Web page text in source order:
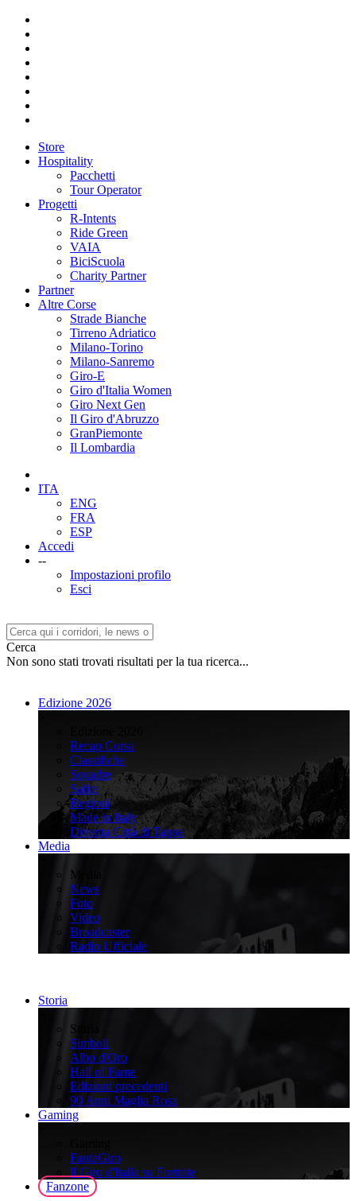
Store
Hospitality
Pacchetti
Tour Operator
Progetti
R-Intents
Ride Green
VAIA
BiciScuola
Charity Partner
Partner
Altre Corse
Strade Bianche
Tirreno Adriatico
Milano-Torino
Milano-Sanremo
Giro-E
Giro d'Italia Women
Giro Next Gen
Il Giro d'Abruzzo
GranPiemonte
Il Lombardia
ITA
ENG
FRA
ESP
Accedi
--
Impostazioni profilo
Esci
Cerca
Non sono stati trovati risultati per la tua ricerca...
Edizione 2026
Recap Corsa
Classifiche
Squadre
Salite
Regioni
Made in Italy
Diventa Città di Tappa
Media
Media
News
Foto
Video
Broadcaster
Radio Ufficiale
Storia
Storia
Simboli
Albo d'Oro
Hall of Fame
Edizioni precedenti
90 Anni Maglia Rosa
Gaming
FantaGiro
ll Giro d'Italia su Fortnite
Fanzone